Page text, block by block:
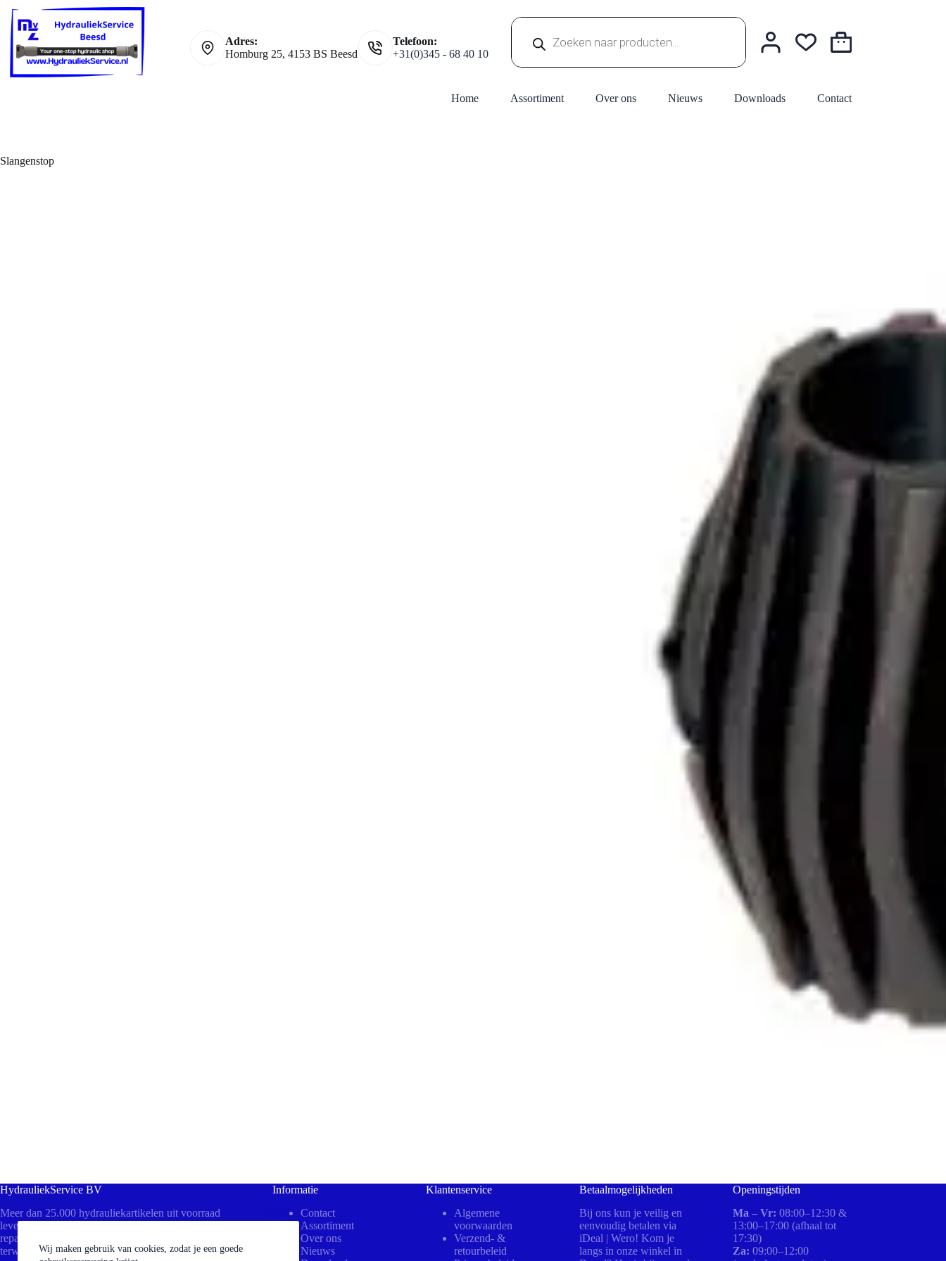
naar
inhoud
Wij maken gebruik van cookies, zodat je een goede
Adres:
Homburg 25, 4153 BS Beesd
Telefoon:
+31(0)345 - 68 40 10
zoeken
Winkelwagen
Home Assortiment Over ons Nieuws Downloads Contact
Slangenstop
HydrauliekService BV
Meer dan 25.000 hydrauliekartikelen uit voorraad
leverbaar! Bezoek ons in Beesd voor direct advies,
reparaties aan uw cilinders of het persen van slangen
terwijl u wacht.
Informatie
Contact
Assortiment
Over ons
Nieuws
Klantenservice
Algemene
voorwaarden
Verzend- &
retourbeleid
Betaalmogelijkheden
Bij ons kun je veilig en
eenvoudig betalen via
iDeal | Wero! Kom je
langs in onze winkel in
Openingstijden
Ma – Vr: 08:00–12:30 &
13:00–17:00 (afhaal tot
17:30)
Za: 09:00–12:00